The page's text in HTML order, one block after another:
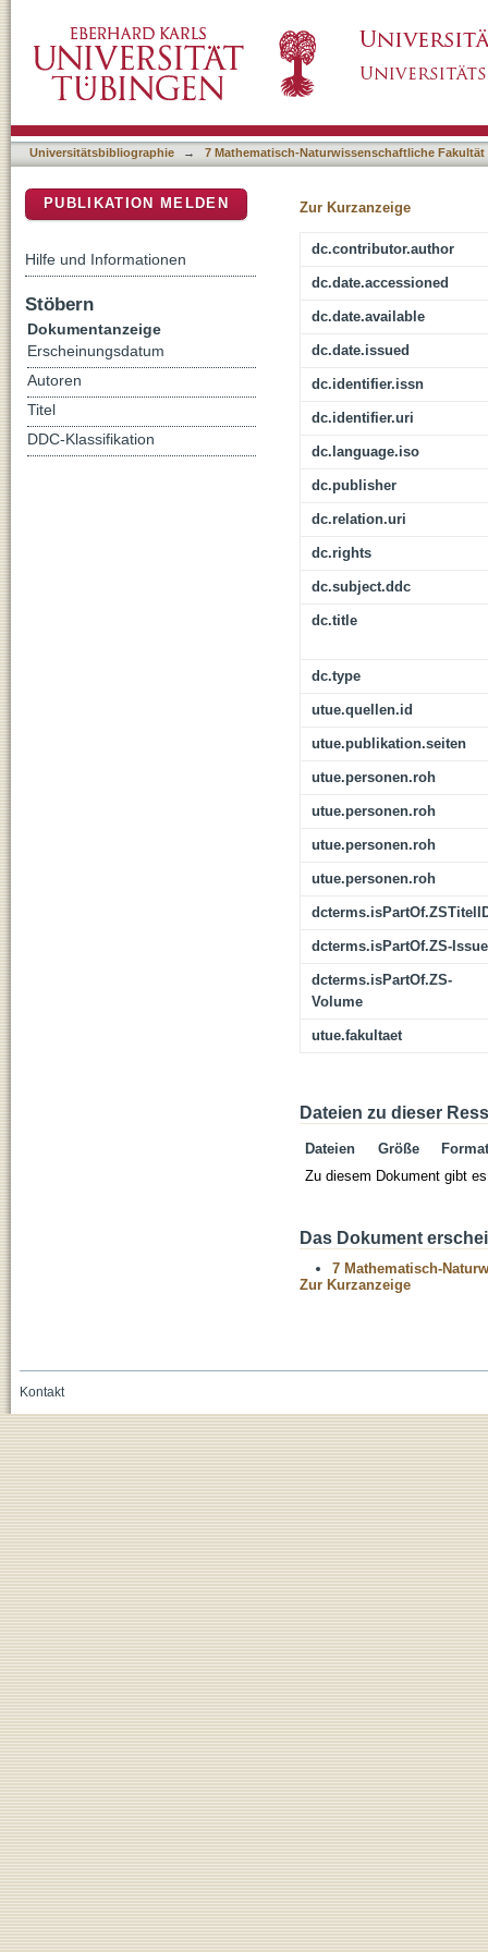
Universitätsbibliographie → 7 Mathematisch-Naturwissenschaftliche Fakultät
Zur Kurzanzeige
dc.contributor.author
dc.date.accessioned
dc.date.available
dc.date.issued
dc.identifier.issn
dc.identifier.uri
dc.language.iso
dc.publisher
dc.relation.uri
dc.rights
dc.subject.ddc
dc.title
dc.type
utue.quellen.id
utue.publikation.seiten
utue.personen.roh
utue.personen.roh
utue.personen.roh
utue.personen.roh
dcterms.isPartOf.ZS-Issue
dcterms.isPartOf.ZS-
Volume
utue.fakultaet
Dateien zu dieser
Dateien Größe
Format
Zu diesem Dokument gibt
Das Dokument
7 Mathematisch-
Zur Kurzanzeige
PUBLIKATION MELDEN
Hilfe und Informationen
Stöbern
Dokumentanzeige
Erscheinungsdatum
Autoren
Titel
DDC-Klassifikation
Kontakt